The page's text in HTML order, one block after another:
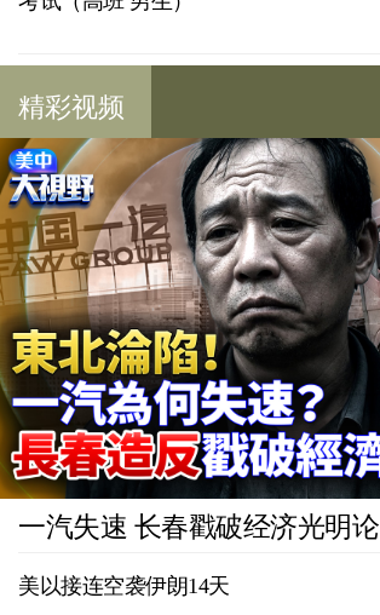
精彩视频
一汽失速 长春戳破经济光明论
美以接连空袭伊朗14天